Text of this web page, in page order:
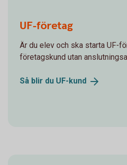
UF-företag
Är du elev och ska starta UF-
företagskund utan
Så blir du UF-kund